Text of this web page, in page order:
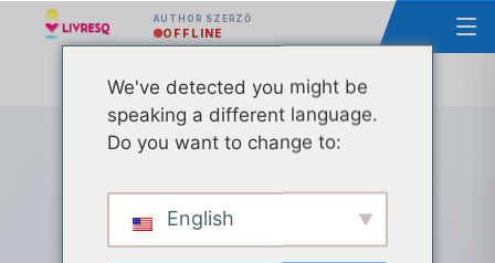
AUTHOR SZERZŐ
OFFLINE
RECONOAȘTERE PROFESIONALĂ
We've detected you might be
speaking a different language.
Do you want to change to:
English